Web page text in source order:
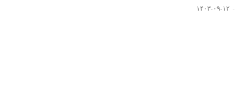
- ۱۴۰۳-۰۹-۱۲